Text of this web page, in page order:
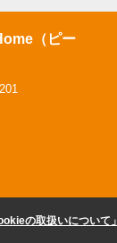
（ピー
の取扱いについて」